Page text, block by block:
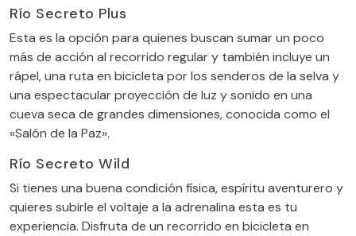
Río Secreto Plus
Esta es la opción para quienes buscan sumar un poco
más de acción al recorrido regular y también incluye un
rápel, una ruta en bicicleta por los senderos de la selva y
una espectacular proyección de luz y sonido en una
cueva seca de grandes dimensiones, conocida como el
«Salón de la Paz».
Río Secreto Wild
Si tienes una buena condición física, espíritu aventurero y
quieres subirle el voltaje a la adrenalina esta es tu
experiencia. Disfruta de un recorrido en bicicleta en